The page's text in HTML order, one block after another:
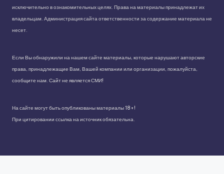
исключительно в ознакомительных целях. Права на материалы принадлежат их
владельцам. Администрация сайта ответственности за содержание материала не
несет.
Если Вы обнаружили на нашем сайте материалы, которые нарушают авторские
права, принадлежащие Вам, Вашей компании или организации, пожалуйста,
сообщите нам. Сайт не является СМИ!
На сайте могут быть опубликованы материалы 18+!
При цитировании ссылка на источник обязательна.